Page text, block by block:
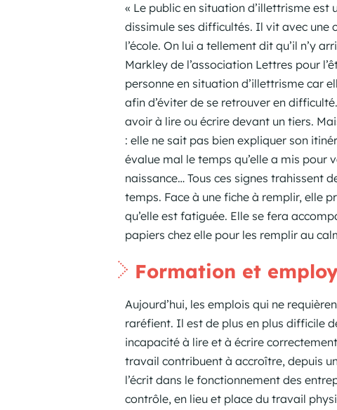
« Le public en situation d’illettrisme est
dissimule ses difficultés. Il vit avec une
l’école. On lui a tellement dit qu’il n’y
Markley de l’association Lettres pour
personne en situation d’illettrisme car
afin d’éviter de se retrouver en
avoir à lire ou écrire devant un tiers.
: elle ne sait pas bien expliquer son
évalue mal le temps qu’elle a mis pour
naissance… Tous ces signes trahissent
temps. Face à une fiche à remplir, elle
qu’elle est fatiguée. Elle se fera
papiers chez elle pour les remplir au
Formation et
Aujourd’hui, les emplois qui ne
raréfient. Il est de plus en plus difficile
incapacité à lire et à écrire
travail contribuent à accroître, depuis
l’écrit dans le fonctionnement des
contrôle, en lieu et place du travail